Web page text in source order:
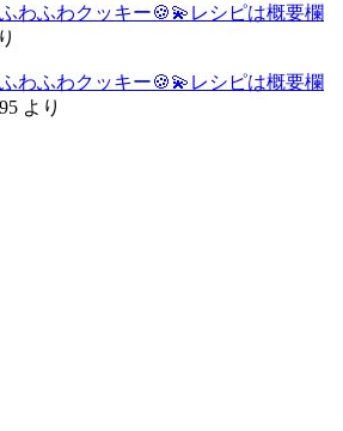
わふわクッキー🍪💫レシピは概要欄
わふわクッキー🍪💫レシピは概要欄
より